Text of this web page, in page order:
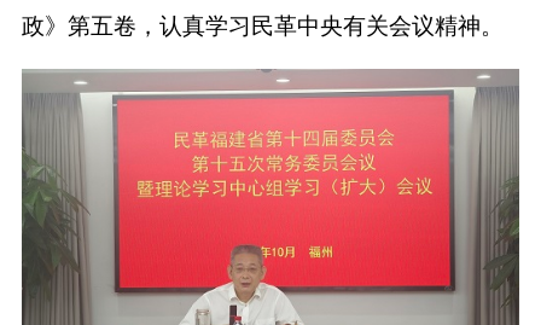
政》第五卷，认真学习民革中央有关会议精神。